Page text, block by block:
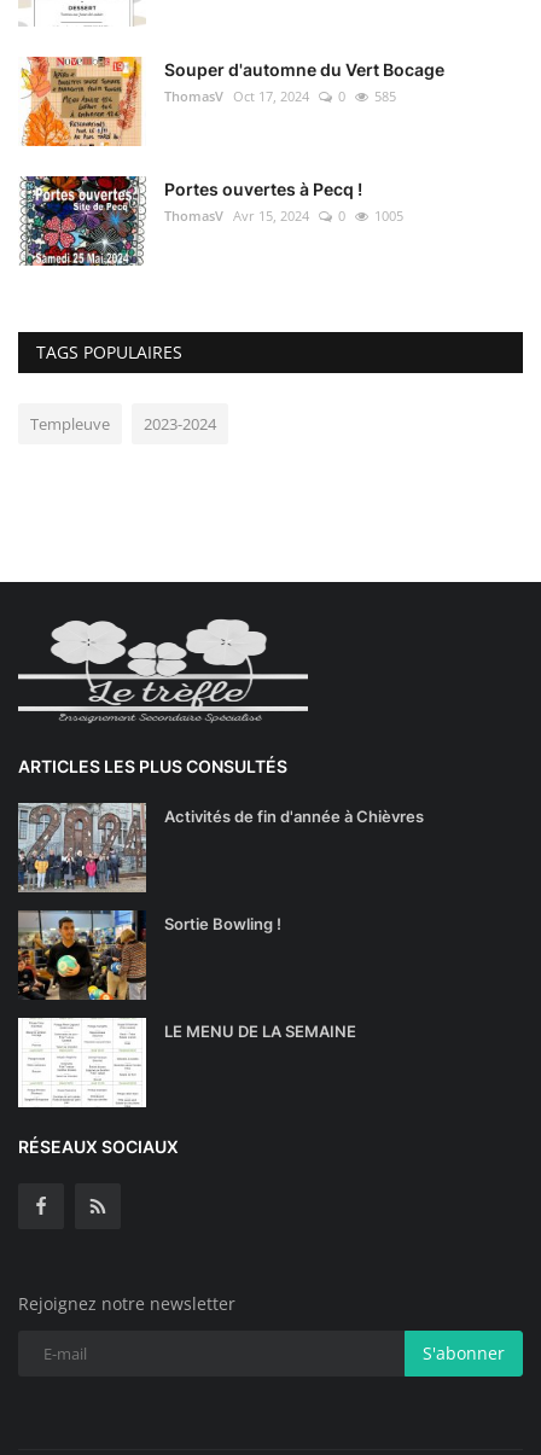
Souper d'automne du Vert Bocage
ThomasV Oct 17, 2024 0 585
Portes ouvertes à Pecq !
ThomasV Avr 15, 2024 0 1005
TAGS POPULAIRES
Templeuve 2023-2024
ARTICLES LES PLUS CONSULTÉS
Activités de fin d'année à Chièvres
Sortie Bowling !
LE MENU DE LA SEMAINE
RÉSEAUX SOCIAUX
Rejoignez notre newsletter
S'abonner